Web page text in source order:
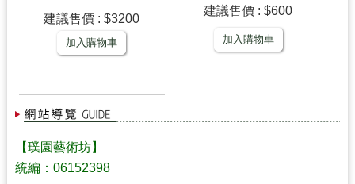
建議售價 : $3200
加入購物車
建議售價 : $600
加入購物車
【璞園藝術坊】
統編：06152398